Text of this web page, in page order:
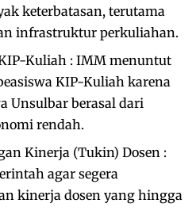
keterbatasan, terutama
infrastruktur perkuliahan.
Kuliah : IMM menuntut
KIP-Kuliah karena
Unsulbar berasal dari
rendah.
Kinerja (Tukin) Dosen :
agar segera
kinerja dosen yang hingga